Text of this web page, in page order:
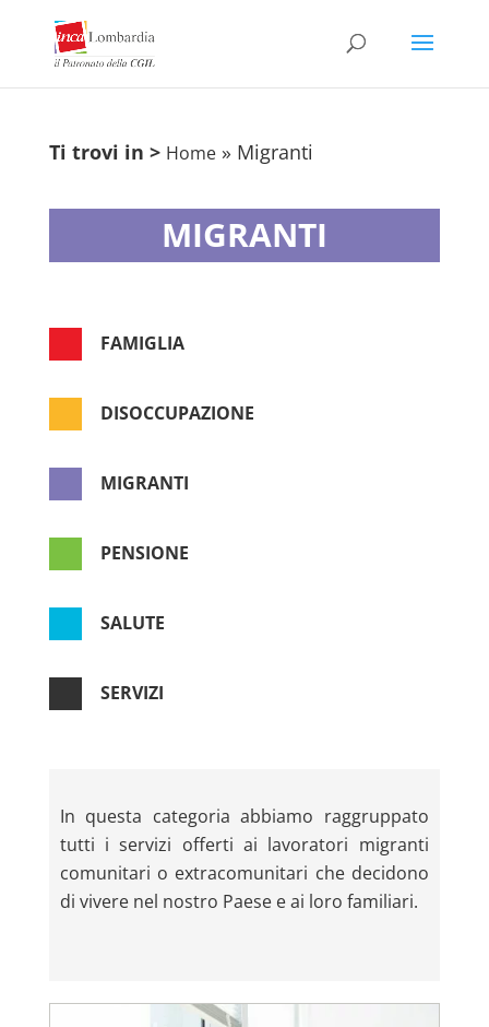
Ti trovi in > Home» Migranti
MIGRANTI
FAMIGLIA
DISOCCUPAZIONE
MIGRANTI
PENSIONE
SALUTE
SERVIZI
In questa categoria abbiamo raggruppato
tutti i servizi offerti ai lavoratori migranti
comunitari o extracomunitari che decidono
di vivere nel nostro Paese e ai loro familiari.